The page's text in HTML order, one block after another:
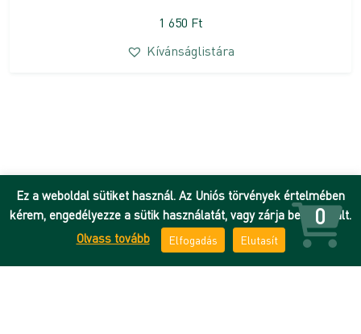
1 650 Ft
Kívánságlistára
Ez a weboldal sütiket használ. Az Uniós törvények értelmében
kérem, engedélyezze a sütik használatát, vagy zárja be az oldalt.
Olvass tovább
Elfogadás Elutasít
0